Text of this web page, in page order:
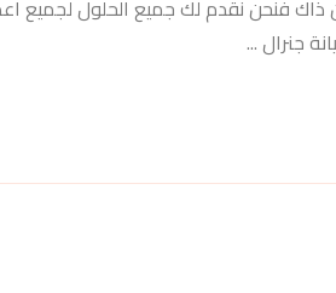
ذاك فنحن نقدم لك جميع الحلول لجميع
جنرال ...